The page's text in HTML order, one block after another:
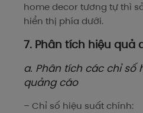
home decor tương tự thì
hiển thị phía dưới.
7. Phân tích hiệu quả
a. Phân tích các chỉ số
quảng cáo
– Chỉ số hiệu suất chính: